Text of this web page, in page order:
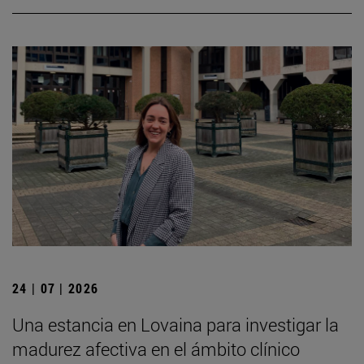
24 | 07 | 2026
Una estancia en Lovaina para investigar la
madurez afectiva en el ámbito clínico